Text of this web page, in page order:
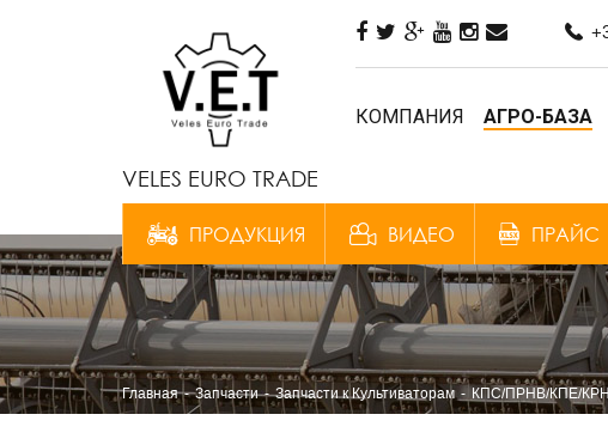
VELES EURO TRADE
КОМПАНИЯ АГРО-БАЗА
ПРОДУКЦИЯ ВИДЕО ПРАЙС
Главная Запчасти Запчасти к Культиваторам КПС/ПРНВ/КПЕ/